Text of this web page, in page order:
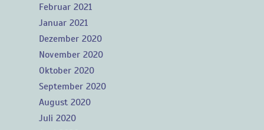
Februar 2021
Januar 2021
Dezember 2020
November 2020
Oktober 2020
September 2020
August 2020
Juli 2020